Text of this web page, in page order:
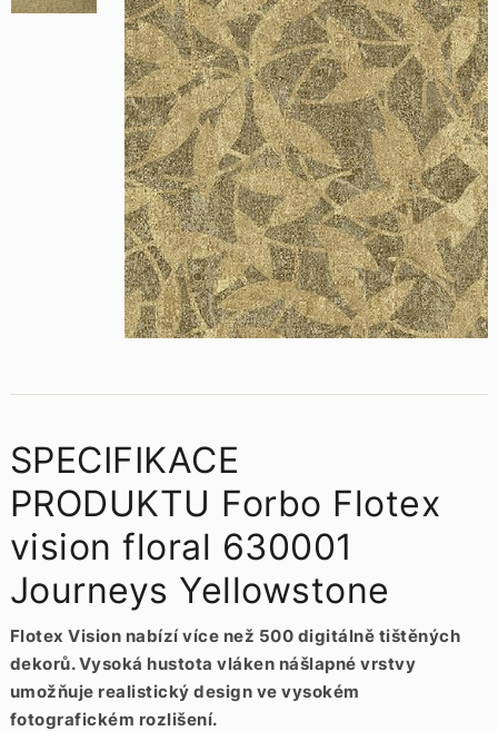
SPECIFIKACE
PRODUKTU Forbo Flotex
vision floral 630001
Journeys Yellowstone
Flotex Vision nabízí více než 500 digitálně tištěných
dekorů. Vysoká hustota vláken nášlapné vrstvy
umožňuje realistický design ve vysokém
fotografickém rozlišení.